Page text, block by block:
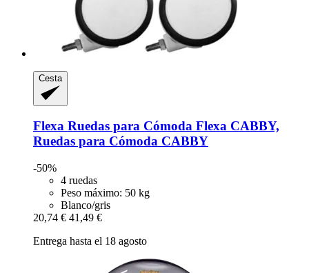
Cesta
Flexa Ruedas para Cómoda Flexa CABBY,
Ruedas para Cómoda CABBY
-50%
4 ruedas
Peso máximo: 50 kg
Blanco/gris
20,74 € 41,49 €
Entrega hasta el 18 agosto